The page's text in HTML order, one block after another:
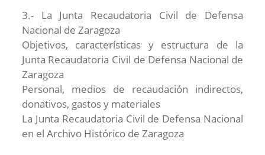
3.- La Junta Recaudatoria Civil de Defensa
Nacional de Zaragoza
Objetivos, características y estructura de la
Junta Recaudatoria Civil de Defensa Nacional de
Zaragoza
Personal, medios de recaudación indirectos,
donativos, gastos y materiales
La Junta Recaudatoria Civil de Defensa Nacional
en el Archivo Histórico de Zaragoza